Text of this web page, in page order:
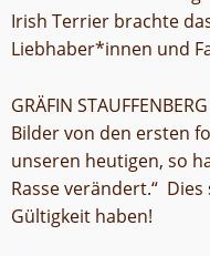
Irish Terrier brachte
Liebhaber*innen und
GRÄFIN
Bilder von den ersten
unseren heutigen, so
Rasse verändert.“
Gültigkeit haben!